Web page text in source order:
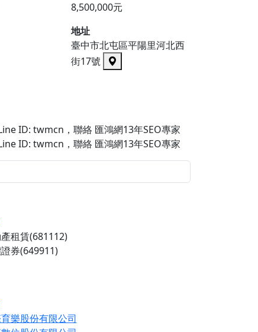
8,500,000元
地址
臺中市北屯區平陽里河北西
街17號
ID: twmcn ，聯絡 匯鴻網13年SEO專家
ID: twmcn ，聯絡 匯鴻網13年SEO專家
租賃(681112)
券(649911)
樂股份有限公司